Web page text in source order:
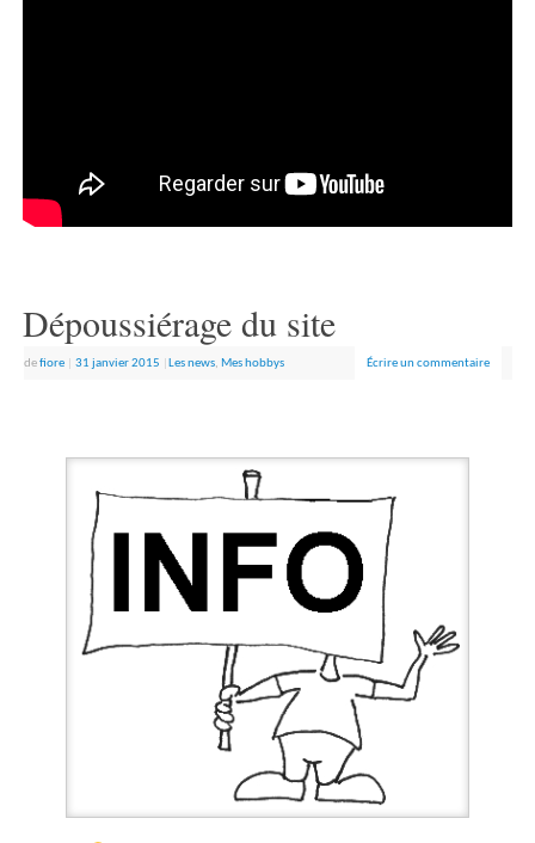
Dépoussiérage du site
defiore | 31 janvier 2015 |Les news, Mes hobbys Écrire un commentaire